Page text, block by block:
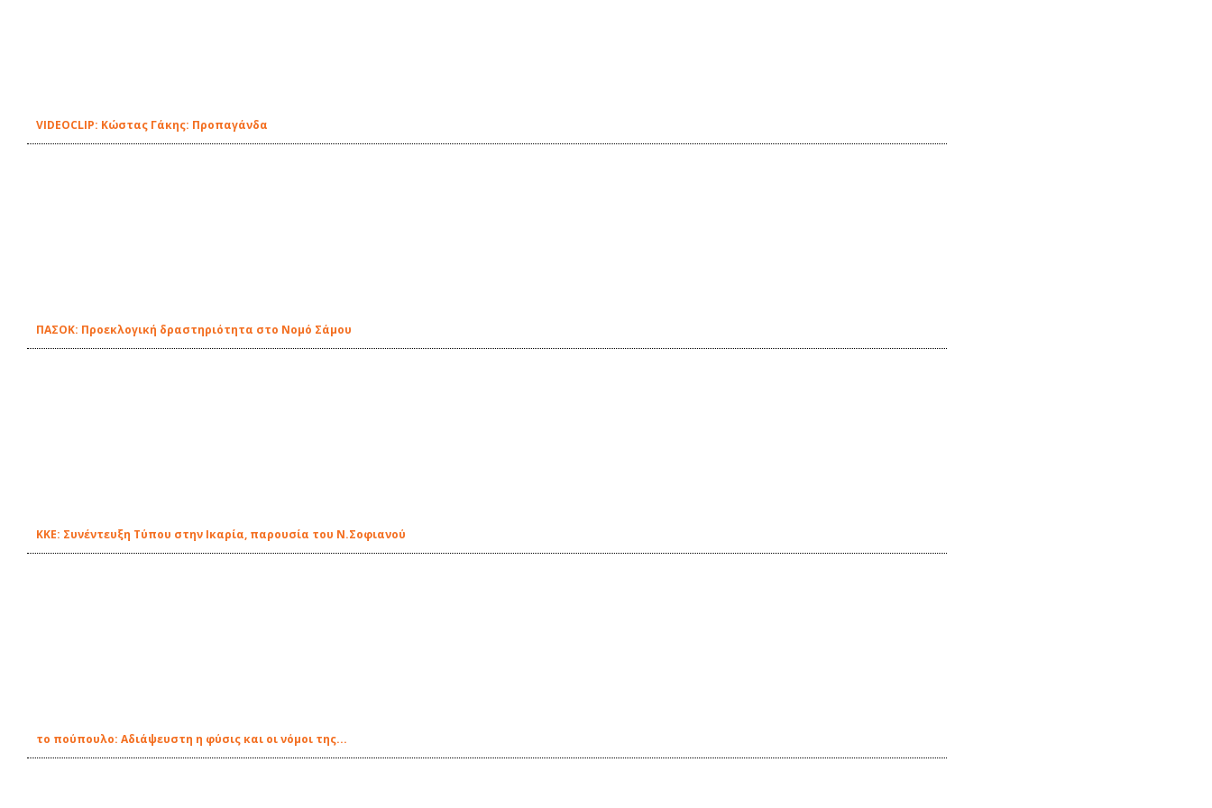
VIDEOCLIP: Κώστας Γάκης: Προπαγάνδα
ΠΑΣΟΚ: Προεκλογική δραστηριότητα στο Νομό Σάμου
KKE: Συνέντευξη Τύπου στην Ικαρία, παρουσία του Ν.Σοφιανού
το πούπουλο: Αδιάψευστη η φύσις και οι νόμοι της...